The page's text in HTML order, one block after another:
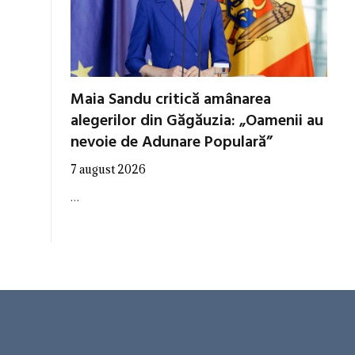
Maia Sandu critică amânarea
alegerilor din Găgăuzia: „Oamenii au
nevoie de Adunare Populară”
7 august 2026
…